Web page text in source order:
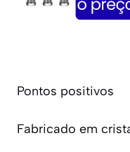
Pontos positivos
Fabricado em